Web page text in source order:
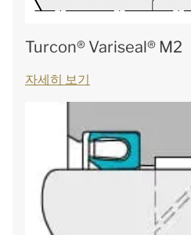
Turcon® Variseal® M2
자세히 보기